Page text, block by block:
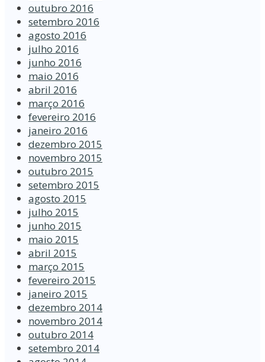
outubro 2016
setembro 2016
agosto 2016
julho 2016
junho 2016
maio 2016
abril 2016
março 2016
fevereiro 2016
janeiro 2016
dezembro 2015
novembro 2015
outubro 2015
setembro 2015
agosto 2015
julho 2015
junho 2015
maio 2015
abril 2015
março 2015
fevereiro 2015
janeiro 2015
dezembro 2014
novembro 2014
outubro 2014
setembro 2014